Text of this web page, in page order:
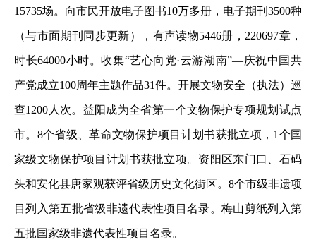
15735场。向市民开放电子图书10万多册，电子期刊3500种
（与市面期刊同步更新），有声读物5446册，220697章，
时长64000小时。收集“艺心向党·云游湖南”—庆祝中国共
产党成立100周年主题作品31件。开展文物安全（执法）巡
查1200人次。益阳成为全省第一个文物保护专项规划试点
市。8个省级、革命文物保护项目计划书获批立项，1个国
家级文物保护项目计划书获批立项。资阳区东门口、石码
头和安化县唐家观获评省级历史文化街区。8个市级非遗项
目列入第五批省级非遗代表性项目名录。梅山剪纸列入第
五批国家级非遗代表性项目名录。